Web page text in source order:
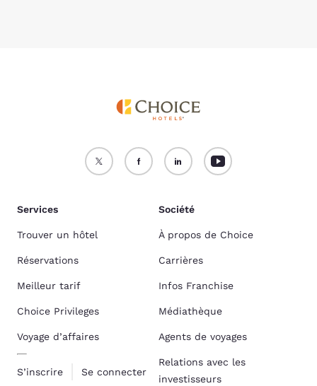
Services
Trouver un hôtel
Réservations
Meilleur tarif
Choice Privileges
Voyage d’affaires
S’inscrire Se connecter
Société
À propos de Choice
Carrières
Infos Franchise
Médiathèque
Agents de voyages
Relations avec les
investisseurs